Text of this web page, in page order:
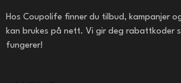
Hos Coupolife finner du tilbud, kampanjer
kan brukes på nett. Vi gir deg rabattkoder
fungerer!